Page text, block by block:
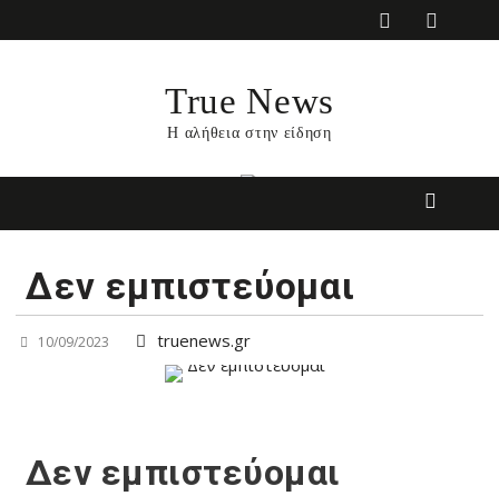
to
True News
Η αλήθεια στην είδηση
Δεν εμπιστεύομαι
10/09/2023 truenews.gr
Δεν εμπιστεύομαι